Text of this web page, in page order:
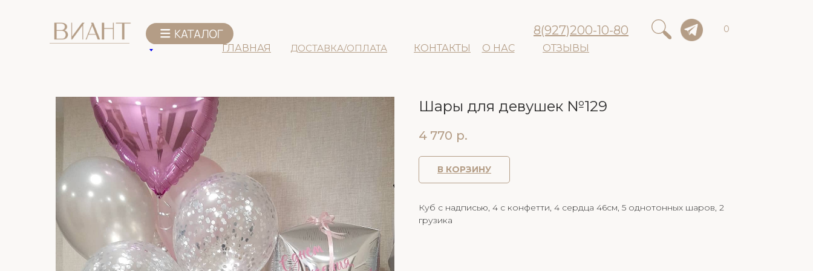
ДОСТАВКА/ОПЛАТА
ГЛАВНАЯ КОНТАКТЫ О НАС ОТЗЫВЫ
8(927)200-10-80 0
Шары для девушек №129
4 770 р.
В КОРЗИНУ
Куб с надписью, 4 с конфетти, 4 сердца 46см, 5 однотонных шаров, 2
грузика